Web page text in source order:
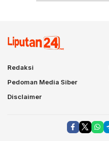
Redaksi
Pedoman Media Siber
Disclaimer